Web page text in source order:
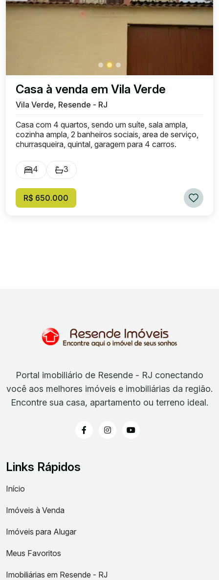
Casa à venda em Vila Verde
Vila Verde, Resende - RJ
Casa com 4 quartos, sendo um suíte, sala ampla,
cozinha ampla, 2 banheiros sociais, area de serviço,
churrasqueira, quintal, garagem para 4 carros.
4 3
R$ 650.000
Portal imobiliário de Resende - RJ conectando
você aos melhores imóveis e imobiliárias da região.
Encontre sua casa, apartamento ou terreno ideal.
Links Rápidos
Início
Imóveis à Venda
Imóveis para Alugar
Meus Favoritos
Imobiliárias em Resende - RJ